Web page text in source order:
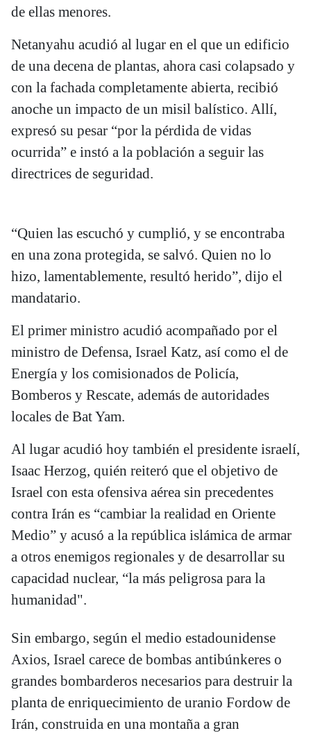
de ellas menores.
Netanyahu acudió al lugar en el que un edificio
de una decena de plantas, ahora casi colapsado y
con la fachada completamente abierta, recibió
anoche un impacto de un misil balístico. Allí,
expresó su pesar “por la pérdida de vidas
ocurrida” e instó a la población a seguir las
directrices de seguridad.
“Quien las escuchó y cumplió, y se encontraba
en una zona protegida, se salvó. Quien no lo
hizo, lamentablemente, resultó herido”, dijo el
mandatario.
El primer ministro acudió acompañado por el
ministro de Defensa, Israel Katz, así como el de
Energía y los comisionados de Policía,
Bomberos y Rescate, además de autoridades
locales de Bat Yam.
Al lugar acudió hoy también el presidente israelí,
Isaac Herzog, quién reiteró que el objetivo de
Israel con esta ofensiva aérea sin precedentes
contra Irán es “cambiar la realidad en Oriente
Medio” y acusó a la república islámica de armar
a otros enemigos regionales y de desarrollar su
capacidad nuclear, “la más peligrosa para la
humanidad".
Sin embargo, según el medio estadounidense
Axios, Israel carece de bombas antibúnkeres o
grandes bombarderos necesarios para destruir la
planta de enriquecimiento de uranio Fordow de
Irán, construida en una montaña a gran